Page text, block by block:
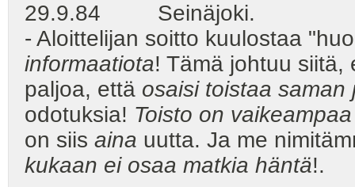
29.9.84 Seinäjoki.
- Aloittelijan soitto kuulostaa
informaatiota! Tämä johtuu siitä,
paljoa, että osaisi toistaa saman
odotuksia! Toisto on
on siis aina uutta. Ja me
kukaan ei osaa matkia häntä!.